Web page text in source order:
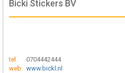
Bicki Stickers BV
tel.
0704442444
web. www.bickl.nl